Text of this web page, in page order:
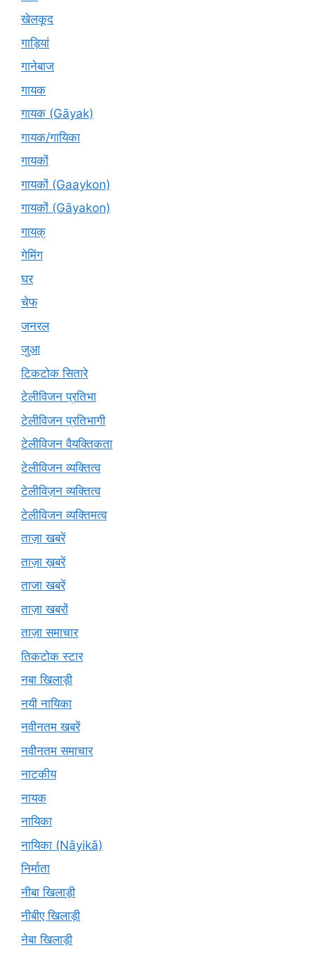
खेलकूद
गाड़ियां
गानेबाज
गायक
गायक (Gāyak)
गायक/गायिका
गायकों
गायकों (Gaaykon)
गायकों (Gāyakon)
गायक्
गेमिंग
घर
चेफ
जनरल
जुआ
टिकटोक सितारे
टेलीविजन प्रतिभा
टेलीविजन प्रतिभागी
टेलीविजन वैयक्तिकता
टेलीविजन व्यक्तित्व
टेलीविज़न व्यक्तित्व
टेलीविजन व्यक्तिमत्व
ताज़ा खबरें
ताज़ा ख़बरें
ताजा खबरें
ताज़ा खबरों
ताज़ा समाचार
तिकटोक स्टार
नबा खिलाड़ी
नयी नायिका
नवीनतम खबरें
नवीनतम समाचार
नाटकीय
नायक
नायिका
नायिका (Nāyikā)
निर्माता
नीबा खिलाड़ी
नीबीए खिलाड़ी
नेबा खिलाड़ी